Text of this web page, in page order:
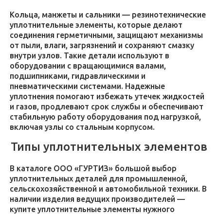
Кольца, манжеты и сальники — резинотехнические
уплотнительные элементы, которые делают
соединения герметичными, защищают механизмы
от пыли, влаги, загрязнений и сохраняют смазку
внутри узлов. Такие детали используют в
оборудовании с вращающимися валами,
подшипниками, гидравлическими и
пневматическими системами. Надежные
уплотнения помогают избежать утечек жидкостей
и газов, продлевают срок службы и обеспечивают
стабильную работу оборудования под нагрузкой,
включая узлы со стальным корпусом.
Типы уплотнительных элементов
В каталоге ООО «ГУРТИЗ» большой выбор
уплотнительных деталей для промышленной,
сельскохозяйственной и автомобильной техники. В
наличии изделия ведущих производителей —
купите уплотнительные элементы нужного